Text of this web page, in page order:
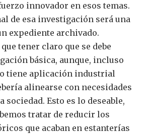
innovador en esos temas.
de esa investigación será una
expediente archivado.
tener claro que se debe
básica, aunque, incluso
tiene aplicación industrial
alinearse con necesidades
sociedad. Esto es lo deseable,
tratar de reducir los
que acaban en estanterías